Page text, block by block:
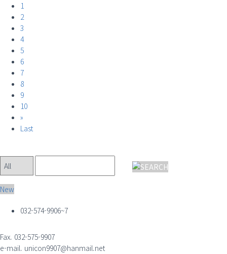
1
2
3
4
5
6
7
8
9
10
»
Last
New
032-574-9906~7
Fax. 032-575-9907
e-mail. unicon9907@hanmail.net